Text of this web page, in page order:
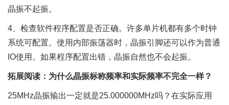
晶振不起振。
4、检查软件程序配置是否正确。许多单片机都有多个时钟
系统可配置。使用内部振荡器时，晶振引脚还可以作为普通
IO使用。如果程序配置出错，晶振自然也不会起振。
拓展阅读：为什么晶振标称频率和实际频率不完全一样？
25MHz晶振输出一定就是25.000000MHz吗？在实际应用